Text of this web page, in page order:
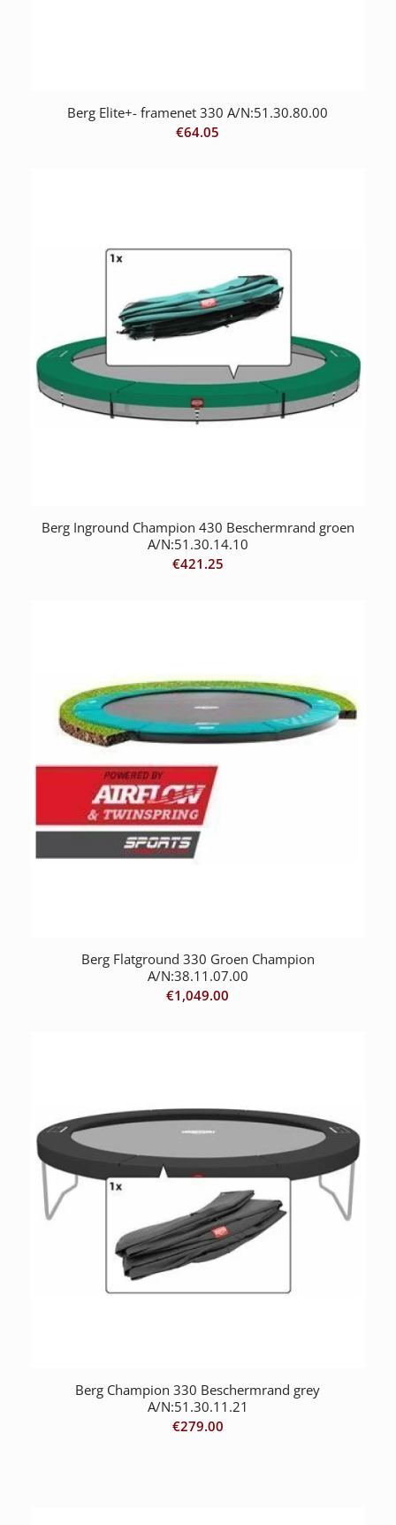
Berg Elite+- framenet 330 A/N:51.30.80.00
€64.05
Berg Inground Champion 430 Beschermrand groen
A/N:51.30.14.10
€421.25
Berg Flatground 330 Groen Champion
A/N:38.11.07.00
€1,049.00
Berg Champion 330 Beschermrand grey
A/N:51.30.11.21
€279.00